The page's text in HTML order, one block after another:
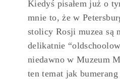
Kiedyś pisałem już o
mnie to, że w
stolicy Rosji muzea są
delikatnie
niedawno w Muzeum
ten temat jak